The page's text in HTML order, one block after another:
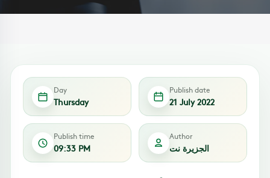
Day
Thursday
Publish date
21 July 2022
Publish time
09:33 PM
Author
الجزيرة نت